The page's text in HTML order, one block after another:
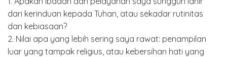
dari kerinduan kepada Tuhan, atau sekadar rutinitas
dan kebiasaan?
2. Nilai apa yang lebih sering saya rawat: penampilan
luar yang tampak religius, atau kebersihan hati yang